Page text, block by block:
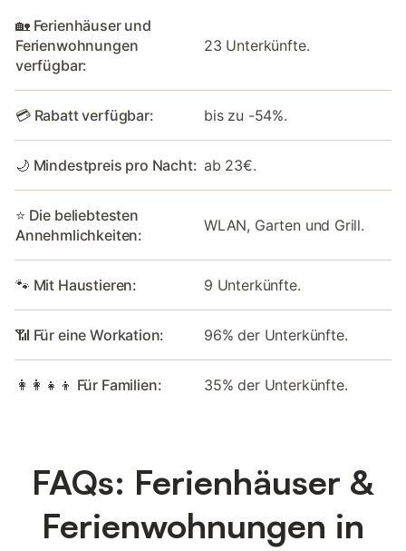
🏡 Ferienhäuser und
Ferienwohnungen
verfügbar:
23 Unterkünfte.
💳 Rabatt verfügbar: bis zu -54%.
🌙 Mindestpreis pro Nacht: ab 23€.
⭐ Die beliebtesten
Annehmlichkeiten:
WLAN, Garten und Grill.
🐾 Mit Haustieren: 9 Unterkünfte.
📶 Für eine Workation: 96% der Unterkünfte.
👩‍👩‍👧‍👦 Für Familien: 35% der Unterkünfte.
FAQs: Ferienhäuser &
Ferienwohnungen in